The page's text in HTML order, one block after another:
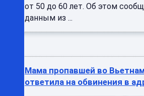
от 50 до 60 лет. Об этом
данным из ...
Мама пропавшей во
ответила на обвинения в